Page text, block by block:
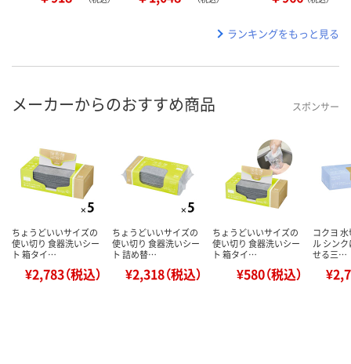
ランキングをもっと見る
メーカーからのおすすめ商品 スポンサー
ちょうどいいサイズの
使い切り 食器洗いシー
ト 箱タイ…
¥2,783（税込）
ちょうどいいサイズの
使い切り 食器洗いシー
ト 詰め替…
¥2,318（税込）
ちょうどいいサイズの
使い切り 食器洗いシー
ト 箱タイ…
¥580（税込）
コクヨ
ル シン
せる三…